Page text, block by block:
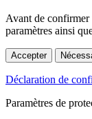
Avant de confirmer
paramètres ainsi
Accepter
Déclaration de
Paramètres de